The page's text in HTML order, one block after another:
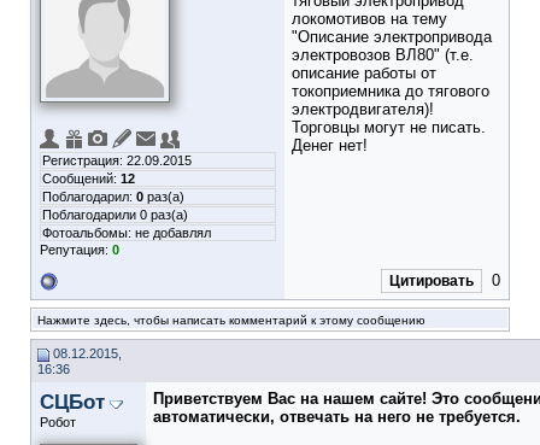
Регистрация: 22.09.2015
Сообщений: 12
Поблагодарил: 0 раз(а)
Поблагодарили 0 раз(а)
Фотоальбомы: не добавлял
Репутация: 0
локомотивов на тему
"Описание электропривода
электровозов ВЛ80" (т.е.
описание работы от
токоприемника до тягового
электродвигателя)!
Торговцы могут не писать.
Денег нет!
Цитировать 0
Нажмите здесь, чтобы написать комментарий к этому сообщению
08.12.2015,
16:36
СЦБот
Робот
Приветствуем Вас на нашем сайте! Это
автоматически, отвечать на него не требуется.